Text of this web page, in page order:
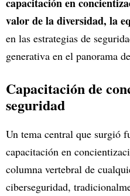
valor de la diversidad, la
en las estrategias de
generativa en el panorama
Capacitación de
seguridad
Un tema central que surgió
capacitación en
columna vertebral de
ciberseguridad,